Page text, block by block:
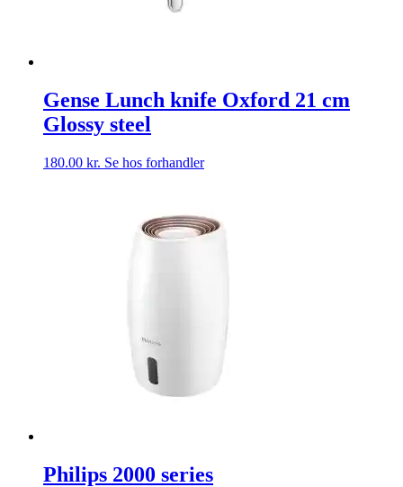
Gense Lunch knife Oxford 21 cm
Glossy steel
180.00 kr. Se hos forhandler
Philips 2000 series